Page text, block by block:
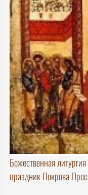
Божественная
праздник Покрова